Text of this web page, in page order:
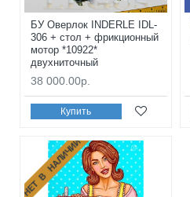
БУ Оверлок INDERLE IDL-
306 + стол + фрикционный
мотор *10922*
двухниточный
38 000.00р.
Купить
НЕТ В НАЛИЧИИ